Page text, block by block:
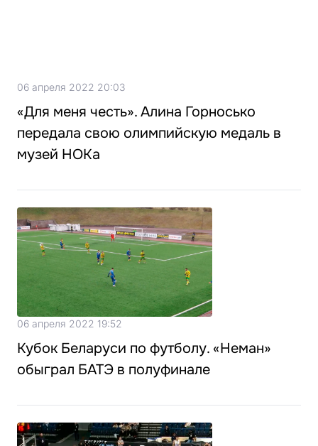
06 апреля 2022 20:03
«Для меня честь». Алина Горносько
передала свою олимпийскую медаль в
музей НОКа
06 апреля 2022 19:52
Кубок Беларуси по футболу. «Неман»
обыграл БАТЭ в полуфинале